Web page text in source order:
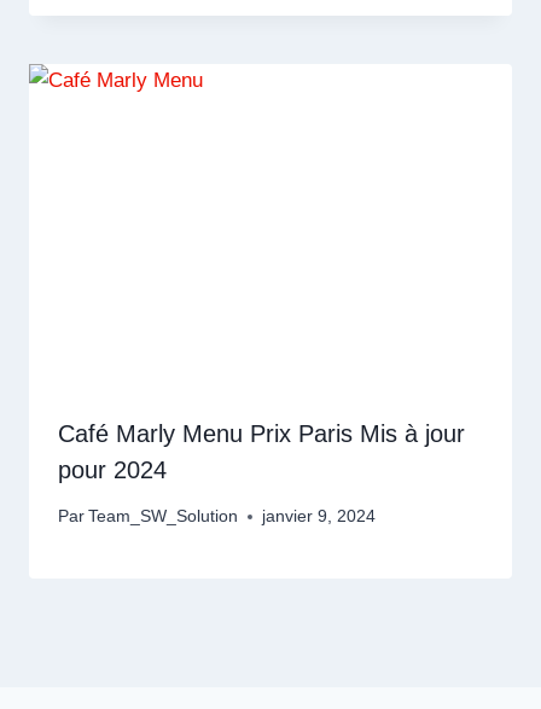
Café Marly Menu Prix Paris Mis à jour
pour 2024
Par Team_SW_Solution janvier 9, 2024